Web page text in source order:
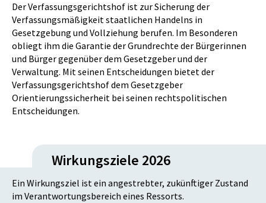
Der Verfassungsgerichtshof ist zur Sicherung der
Verfassungsmäßigkeit staatlichen Handelns in
Gesetzgebung und Vollziehung berufen. Im Besonderen
obliegt ihm die Garantie der Grundrechte der Bürgerinnen
und Bürger gegenüber dem Gesetzgeber und der
Verwaltung. Mit seinen Entscheidungen bietet der
Verfassungsgerichtshof dem Gesetzgeber
Orientierungssicherheit bei seinen rechtspolitischen
Entscheidungen.
Wirkungsziele 2026
Ein Wirkungsziel ist ein angestrebter, zukünftiger Zustand
im Verantwortungsbereich eines Ressorts.